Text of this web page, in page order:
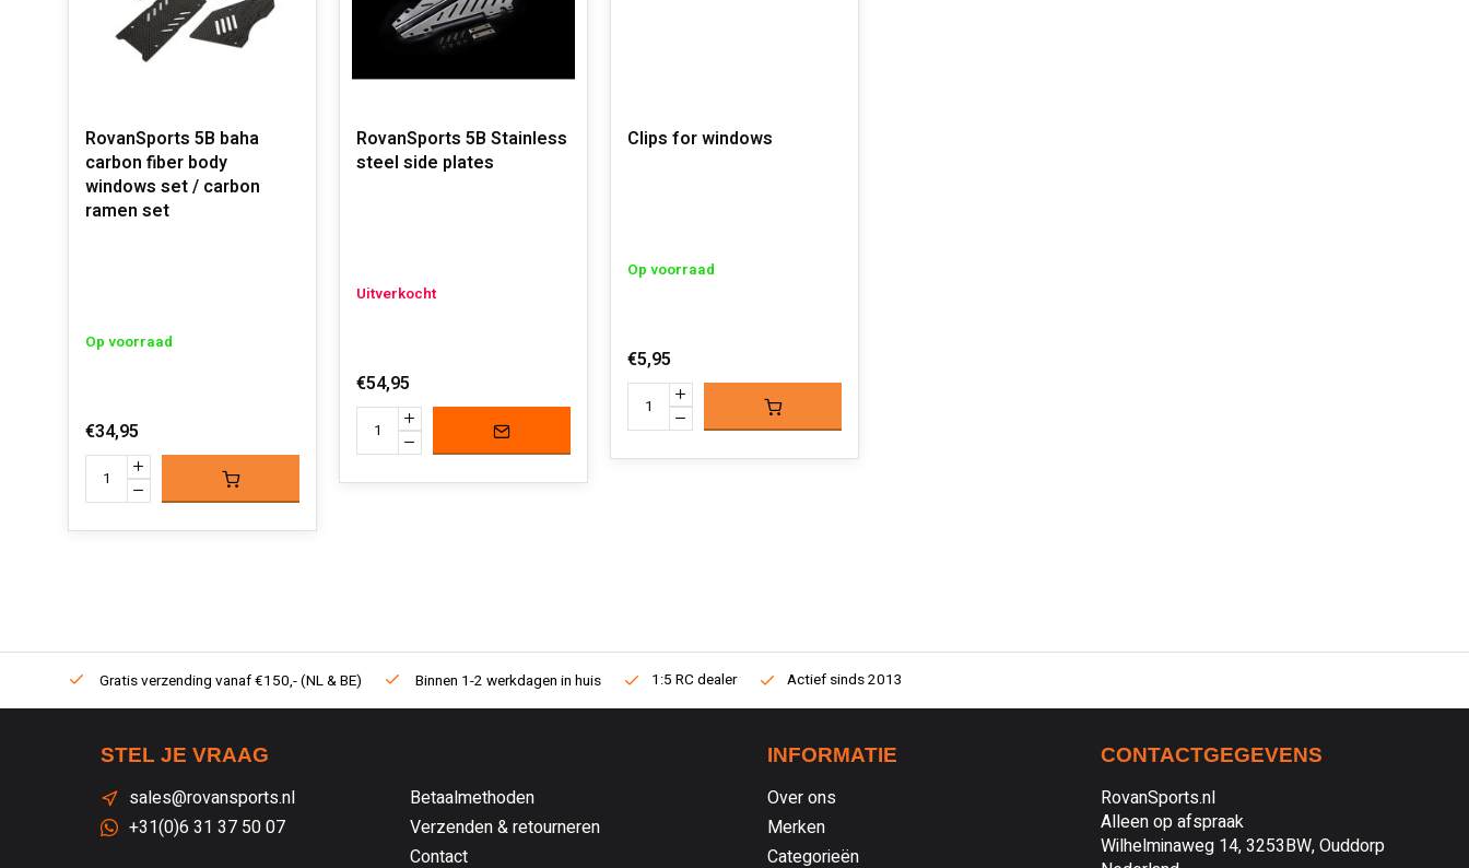
RovanSports 5B baha
carbon fiber body
windows set / carbon
ramen set
Op voorraad
€34,95
RovanSports 5B Stainless
steel side plates
Uitverkocht
€54,95
Clips for windows
Op voorraad
€5,95
Gratis verzending vanaf €150,- (NL & BE) Binnen 1-2 werkdagen in huis 1:5 RC dealer Actief sinds 2013
STEL JE VRAAG
sales@rovansports.nl
+31(0)6 31 37 50 07
Betaalmethoden
Verzenden & retourneren
Contact
INFORMATIE
Over ons
Merken
Categorieën
CONTACTGEGEVENS
RovanSports.nl
Alleen op afspraak
Wilhelminaweg 14, 3253BW, Ouddorp